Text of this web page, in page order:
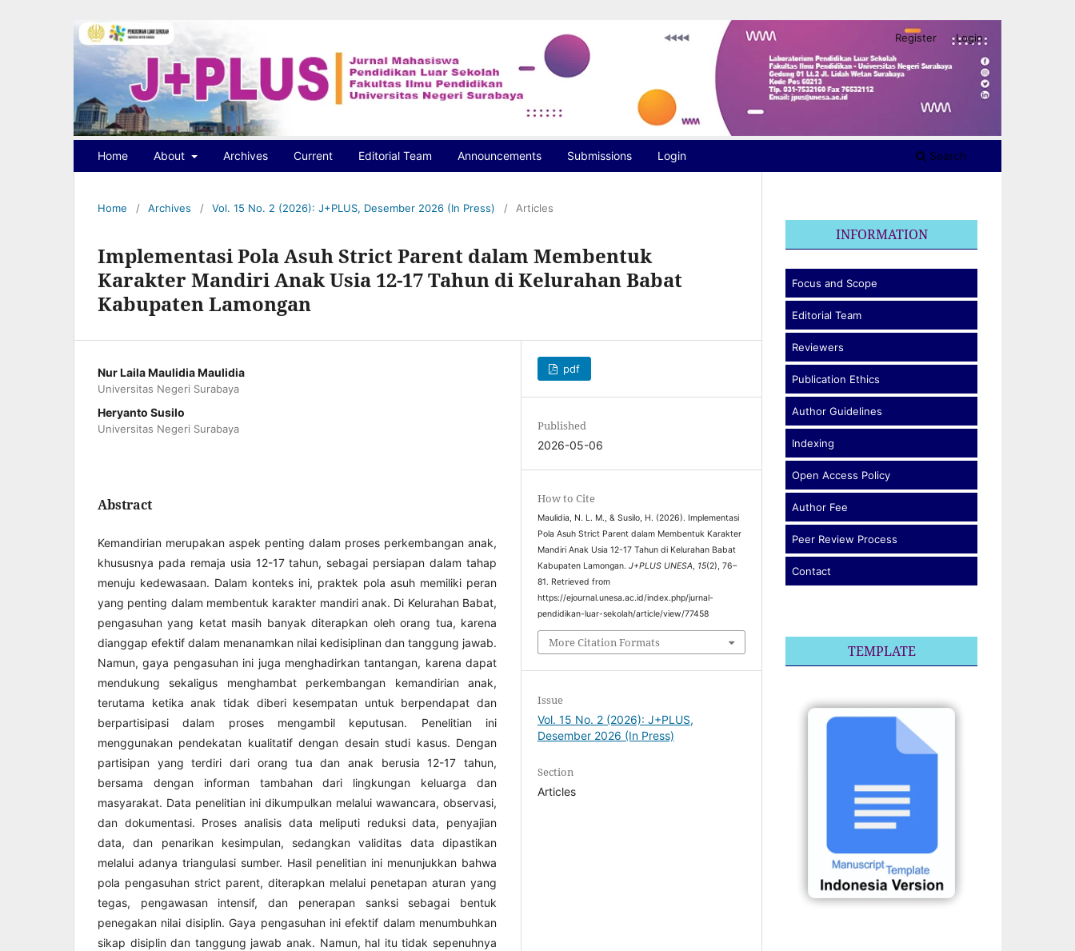
Home About Archives Current Editorial Team Announcements Submissions Login Search
Register Login
Home / Archives / Vol. 15 No. 2 (2026): J+PLUS, Desember 2026 (In Press) / Articles
Implementasi Pola Asuh Strict Parent dalam Membentuk
Karakter Mandiri Anak Usia 12-17 Tahun di Kelurahan Babat
Kabupaten Lamongan
Nur Laila Maulidia Maulidia
Universitas Negeri Surabaya
Heryanto Susilo
Universitas Negeri Surabaya
Abstract
Kemandirian merupakan aspek penting dalam proses perkembangan anak,
khususnya pada remaja usia 12-17 tahun, sebagai persiapan dalam tahap
menuju kedewasaan. Dalam konteks ini, praktek pola asuh memiliki peran
yang penting dalam membentuk karakter mandiri anak. Di Kelurahan Babat,
pengasuhan yang ketat masih banyak diterapkan oleh orang tua, karena
dianggap efektif dalam menanamkan nilai kedisiplinan dan tanggung jawab.
Namun, gaya pengasuhan ini juga menghadirkan tantangan, karena dapat
mendukung sekaligus menghambat perkembangan kemandirian anak,
terutama ketika anak tidak diberi kesempatan untuk berpendapat dan
berpartisipasi dalam proses mengambil keputusan. Penelitian ini
menggunakan pendekatan kualitatif dengan desain studi kasus. Dengan
partisipan yang terdiri dari orang tua dan anak berusia 12-17 tahun,
bersama dengan informan tambahan dari lingkungan keluarga dan
masyarakat. Data penelitian ini dikumpulkan melalui wawancara, observasi,
dan dokumentasi. Proses analisis data meliputi reduksi data, penyajian
data, dan penarikan kesimpulan, sedangkan validitas data dipastikan
melalui adanya triangulasi sumber. Hasil penelitian ini menunjukkan bahwa
pola pengasuhan strict parent, diterapkan melalui penetapan aturan yang
tegas, pengawasan intensif, dan penerapan sanksi sebagai bentuk
penegakan nilai disiplin. Gaya pengasuhan ini efektif dalam menumbuhkan
sikap disiplin dan tanggung jawab anak. Namun, hal itu tidak sepenuhnya
pdf
Published
2026-05-06
How to Cite
Maulidia, N. L. M., & Susilo, H. (2026). Implementasi
Pola Asuh Strict Parent dalam Membentuk Karakter
Mandiri Anak Usia 12-17 Tahun di Kelurahan Babat
Kabupaten Lamongan.J+PLUS UNESA, 15(2), 76–
81. Retrieved from
https://ejournal.unesa.ac.id/index.php/jurnal-
pendidikan-luar-sekolah/article/view/77458
More Citation Formats
Issue
Vol. 15 No. 2 (2026): J+PLUS,
Desember 2026 (In Press)
Section
Articles
INFORMATION
Focus and Scope
Editorial Team
Reviewers
Publication Ethics
Author Guidelines
Indexing
Open Access Policy
Author Fee
Peer Review Process
Contact
TEMPLATE